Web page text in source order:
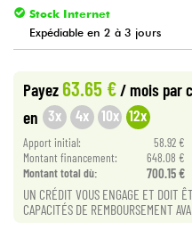
Violons & Quatuor
Eveil Musical
Câbles & Access.
HiFi
Packs
Stock Internet
Expédiable en 2 à 3 jours
Payez63.65 €/ mois par
en 3x 4x 10x 12x
Apport initial: 58.92 €
Montant financement:
648.08 €
Montant total dù:
700.15 €
UN CRÉDIT VOUS ENGAGE ET DOIT
CAPACITÉS DE REMBOURSEMENT